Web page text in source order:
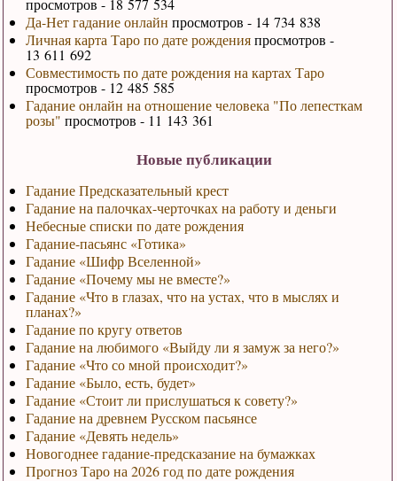
Да-Нет гадание онлайн просмотров - 14 734 838
Личная карта Таро по дате рожденияпросмотров -
13 611 692
Совместимость по дате рождения на картах Таро
просмотров - 12 485 585
Гадание онлайн на отношение человека "По лепесткам
розы" просмотров - 11 143 361
Новые публикации
Гадание Предсказательный крест
Гадание на палочках-черточках на работу и деньги
Небесные списки по дате рождения
Гадание-пасьянс «Готика»
Гадание «Шифр Вселенной»
Гадание «Почему мы не вместе?»
Гадание «Что в глазах, что на устах, что в мыслях и
планах?»
Гадание по кругу ответов
Гадание на любимого «Выйду ли я замуж за него?»
Гадание «Что со мной происходит?»
Гадание «Было, есть, будет»
Гадание «Стоит ли прислушаться к совету?»
Гадание на древнем Русском пасьянсе
Гадание «Девять недель»
Новогоднее гадание-предсказание на бумажках
Прогноз Таро на 2026 год по дате рождения